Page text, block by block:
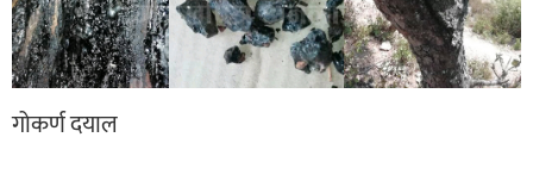
गोकर्ण दयाल